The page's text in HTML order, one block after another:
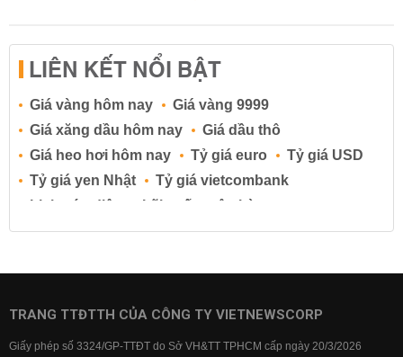
LIÊN KẾT NỔI BẬT
Giá vàng hôm nay
Giá vàng 9999
Giá xăng dầu hôm nay
Giá dầu thô
Giá heo hơi hôm nay
Tỷ giá euro
Tỷ giá USD
Tỷ giá yen Nhật
Tỷ giá vietcombank
Lịch cúp điện
Lãi suất ngân hàng
Lãi suất tiết kiệm
Lãi suất tiền gửi
Lãi suất ngân hàng BIDV
TRANG TTĐTTH CỦA CÔNG TY VIETNEWSCORP
Giấy phép số 3324/GP-TTĐT do Sở VH&TT TPHCM cấp ngày 20/3/2026